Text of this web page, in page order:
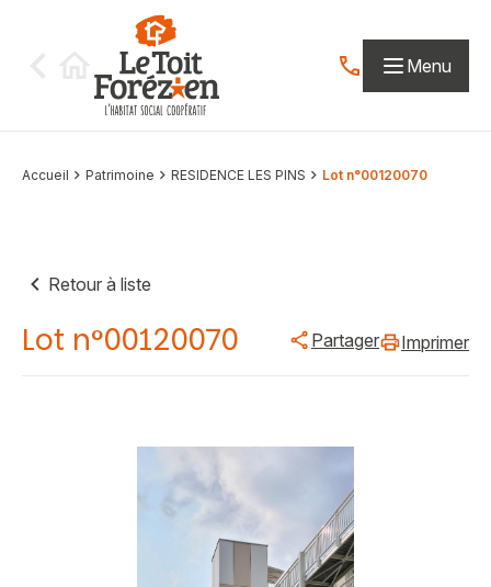
Contactez-nous
Menu
Accueil Patrimoine RESIDENCE LES PINS Lot n°00120070
Retour à liste
Lot n°00120070 Partager Imprimer